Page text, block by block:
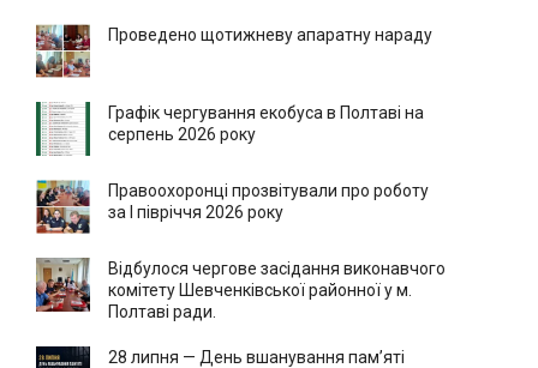
Проведено щотижневу апаратну нараду
Графік чергування екобуса в Полтаві на
серпень 2026 року
Правоохоронці прозвітували про роботу
за І півріччя 2026 року
Відбулося чергове засідання виконавчого
комітету Шевченківської районної у м.
Полтаві ради.
28 липня — День вшанування пам’яті